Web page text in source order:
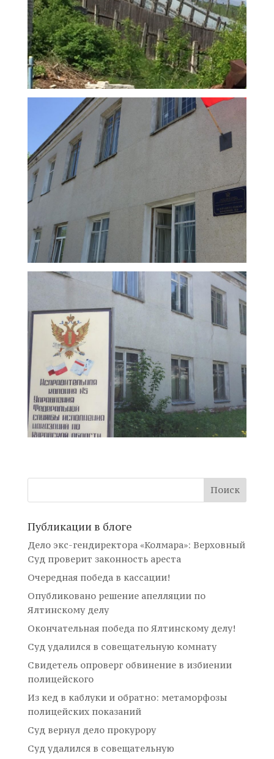
Публикации в блоге
Дело экс-гендиректора «Колмара»: Верховный
Суд проверит законность ареста
Очередная победа в кассации!
Опубликовано решение апелляции по
Ялтинскому делу
Окончательная победа по Ялтинскому делу!
Суд удалился в совещательную комнату
Свидетель опроверг обвинение в избиении
полицейского
Из кед в каблуки и обратно: метаморфозы
полицейских показаний
Суд вернул дело прокурору
Суд удалился в совещательную